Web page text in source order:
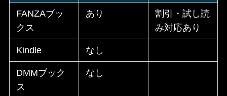
FANZAブッ
クス
あり
割引・試し読
み対応あり
Kindle なし
DMMブック
ス
なし